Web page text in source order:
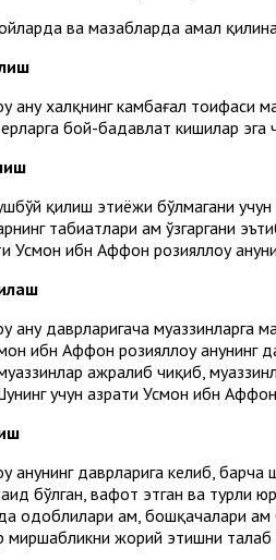
жойларда ва мазҳабларда амал
анҳу халқнинг камбағал
бой-бадавлат кишилар
қилиш эҳтиёжи бўлмагани учун
табиатлари ҳам ўзгаргани
Усмон ибн Аффон розияллоҳу
анҳу даврларигача муаззинларга
ибн Аффон розияллоҳу
ажралиб чиқиб,
учун ҳазрати Усмон ибн
даврларига келиб,
бўлган, вафот этган ва
одоблилари ҳам, бошқачалари
жорий этишни талаб